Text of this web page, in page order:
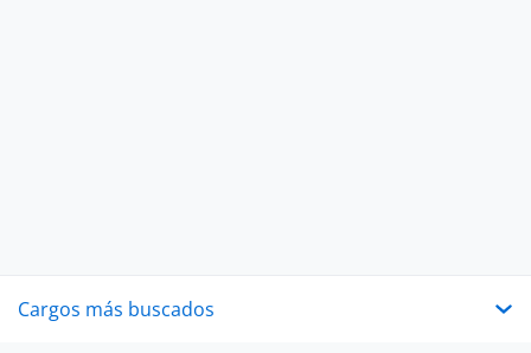
Cargos más buscados